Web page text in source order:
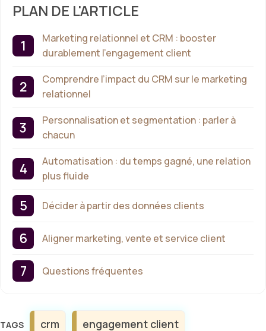
PLAN DE L'ARTICLE
Marketing relationnel et CRM : booster
durablement l’engagement client
Comprendre l’impact du CRM sur le marketing
relationnel
Personnalisation et segmentation : parler à
chacun
Automatisation : du temps gagné, une relation
plus fluide
Décider à partir des données clients
Aligner marketing, vente et service client
Questions fréquentes
Étiquettes
crm engagement client